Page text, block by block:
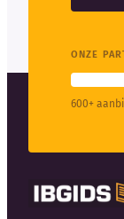
ONZE
600+